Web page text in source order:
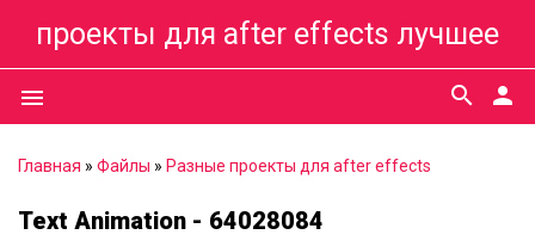
проекты для after effects лучшее
menu person
search
Главная » Файлы » Разные проекты для after effects
Text Animation - 64028084